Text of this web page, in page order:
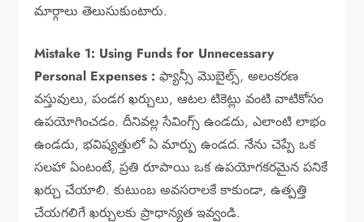
మార్గాలు తెలుసుకుంటారు.
Mistake 1: Using Funds for Unnecessary
Personal Expenses : ఫ్యాన్సీ మొబైల్స్, అలంకరణ
వస్తువులు, పండగ ఖర్చులు, ఆటల టికెట్లు వంటి వాటికోసం
ఉపయోగించడం. దీనివల్ల సేవింగ్స్ ఉండదు, ఎలాంటి లాభం
ఉండదు, భవిష్యత్తులో ఏ మార్పు ఉండద. నేను చెప్పే ఒక
సలహా ఏంటంటే, ప్రతి రూపాయి ఒక ఉపయోగకరమైన పనికే
ఖర్చు చేయాలి. కుటుంబ అవసరాలకే కాకుండా, ఉత్పత్తి
చేయగలిగే ఖర్చులకు ప్రాధాన్యత ఇవ్వండి.